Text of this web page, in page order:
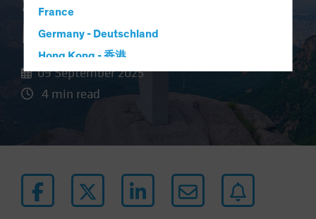
France
Germany - Deutschland
Hong Kong - 香港
Hungary
Iceland
Japan - 日本
Luxembourg and Other EMEA
Netherlands
Monolith mehr
09 September 2025
4 min read